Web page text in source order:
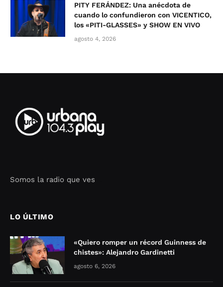
PITY FERÁNDEZ: Una anécdota de
cuando lo confundieron con VICENTICO,
los «PITI-GLASSES» y SHOW EN VIVO
agosto 4, 2026
Somos la radio que ves
LO ÚLTIMO
«Quiero romper un récord Guinness de
chistes»: Alejandro Gardinetti
agosto 6, 2026